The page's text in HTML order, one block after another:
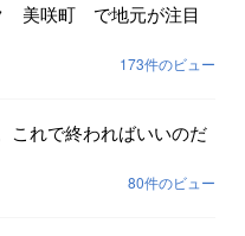
美咲町 で地元が注目
173件のビュー
これで終わればいいのだ
80件のビュー